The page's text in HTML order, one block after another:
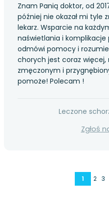
Znam Panią doktor, od
później nie okazał mi tyle
lekarz. Wsparcie na
naświetlania i komplikacje
odmówi pomocy i
chorych jest coraz więcej,
zmęczonym i
pomoże! Polecam !
Leczone
Zgłoś
1 2 3